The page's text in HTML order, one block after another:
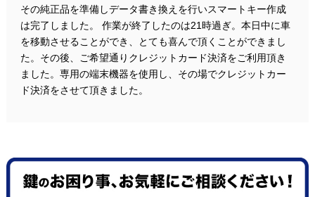
その純正品を準備しデータ書き換えを行いスマートキー作成
は完了しました。 作業が終了したのは21時過ぎ。本日中に車
を移動させることができ、とても喜んで頂くことができまし
た。その後、ご希望通りクレジットカード決済をご利用頂き
ました。専用の端末機器を使用し、その場でクレジットカー
ド決済をさせて頂きました。